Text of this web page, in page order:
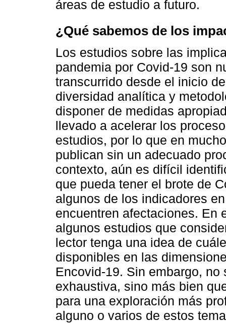
áreas de estudio a futuro.
¿Qué sabemos de los
Los estudios sobre las
pandemia por Covid-19 son
transcurrido desde el inicio
diversidad analítica y
disponer de medidas
llevado a acelerar los
estudios, por lo que en
publican sin un adecuado
contexto, aún es difícil
que pueda tener el brote de
algunos de los indicadores
encuentren afectaciones. En
algunos estudios que
lector tenga una idea de
disponibles en las
Encovid-19. Sin embargo,
exhaustiva, sino más bien
para una exploración más
alguno o varios de estos